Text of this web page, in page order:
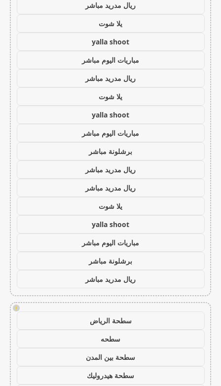
ريال مدريد مباشر
يلا شوت
yalla shoot
مباريات اليوم مباشر
ريال مدريد مباشر
يلا شوت
yalla shoot
مباريات اليوم مباشر
برشلونة مباشر
ريال مدريد مباشر
ريال مدريد مباشر
يلا شوت
yalla shoot
مباريات اليوم مباشر
برشلونة مباشر
ريال مدريد مباشر
!
سطحة الرياض
سطحه
سطحة بين المدن
سطحة هيدروليك